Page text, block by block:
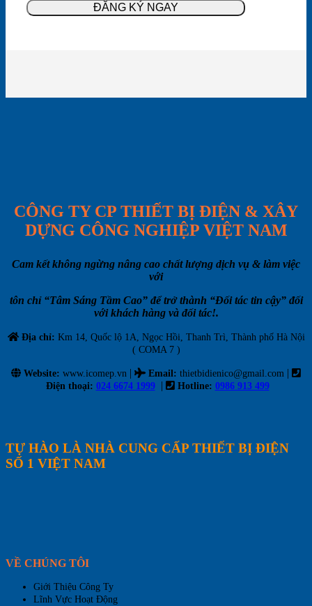
CÔNG TY CP THIẾT BỊ ĐIỆN & XÂY
DỰNG CÔNG NGHIỆP VIỆT NAM
Cam kết không ngừng nâng cao chất lượng dịch vụ & làm việc
với
tôn chỉ “Tâm Sáng Tầm Cao” để trở thành “Đối tác tin cậy” đối
với khách hàng và đối tác!.
Địa chỉ: Km 14, Quốc lộ 1A, Ngọc Hồi, Thanh Trì, Thành phố Hà Nội
( COMA 7 )
Website: www.icomep.vn | Email: thietbidienico@gmail.com |
Điện thoại: 024 6674 1999 | Hotline: 0986 913 499
TỰ HÀO LÀ NHÀ CUNG CẤP THIẾT BỊ ĐIỆN
SỐ 1 VIỆT NAM
VỀ CHÚNG TÔI
Giới Thiệu Công Ty
Lĩnh Vực Hoạt Động